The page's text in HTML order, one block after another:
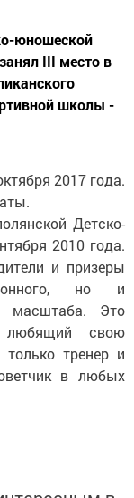
юношеской
III место в
школы -
2017 года.
Детско-
2010 года.
и призеры
но и
масштаба. Это
любящий свою
тренер и
в любых